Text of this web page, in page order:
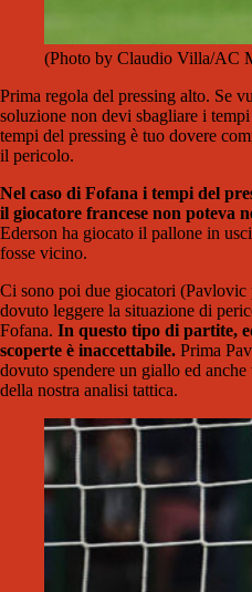
(Photo by Claudio Villa/AC
Prima regola del pressing alto. Se
soluzione non devi sbagliare i
tempi del pressing è tuo dovere
il pericolo.
Nel caso di Fofana i tempi del
il giocatore francese non poteva
Ederson ha giocato il pallone in
fosse vicino.
Ci sono poi due giocatori
dovuto leggere la situazione di
Fofana. In questo tipo di partite,
scoperte è inaccettabile. Prima
dovuto spendere un giallo ed
della nostra analisi tattica.